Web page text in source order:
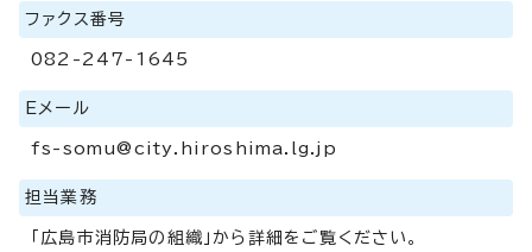
ファクス番号
082-247-1645
Eメール
fs-somu@city.hiroshima.lg.jp
担当業務
「広島市消防局の組織」から詳細をご覧ください。